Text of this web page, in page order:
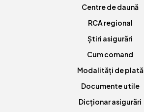
Centre de daună
RCA regional
Știri asigurări
Cum comand
Modalități de plată
Documente utile
Dicționar asigurări